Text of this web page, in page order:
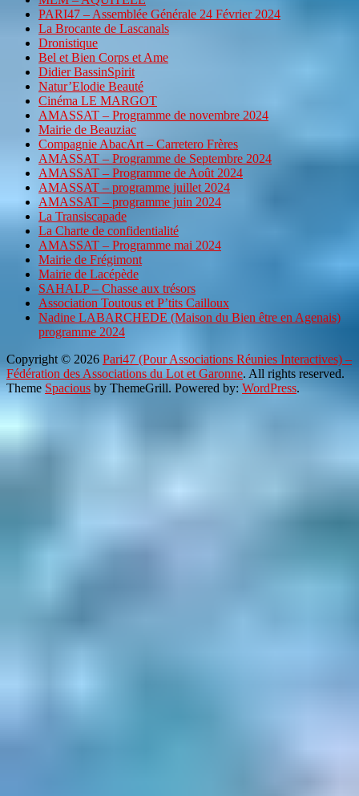
PARI47 – Assemblée Générale 24 Février 2024
La Brocante de Lascanals
Dronistique
Bel et Bien Corps et Ame
Didier BassinSpirit
Natur’Elodie Beauté
Cinéma LE MARGOT
AMASSAT – Programme de novembre 2024
Mairie de Beauziac
Compagnie AbacArt – Carretero Frères
AMASSAT – Programme de Septembre 2024
AMASSAT – Programme de Août 2024
AMASSAT – programme juillet 2024
AMASSAT – programme juin 2024
La Transiscapade
La Charte de confidentialité
AMASSAT – Programme mai 2024
Mairie de Frégimont
Mairie de Lacépède
SAHALP – Chasse aux trésors
Association Toutous et P’tits Cailloux
Nadine LABARCHEDE (Maison du Bien être en Agenais)
programme 2024
Copyright © 2026 Pari47 (Pour Associations Réunies Interactives) –
Fédération des Associations du Lot et Garonne. All rights reserved.
Theme Spacious by ThemeGrill. Powered by: WordPress.